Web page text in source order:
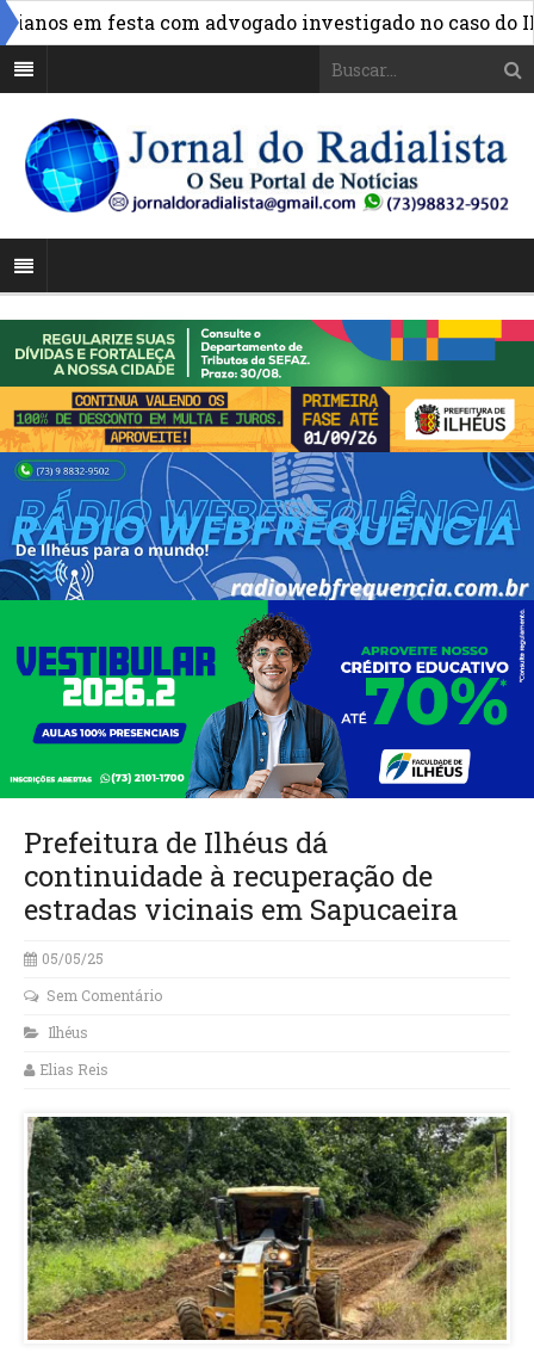
em festa com advogado investigado no caso do INSS
Prefeitura de Ilhéus dá
continuidade à recuperação de
estradas vicinais em Sapucaeira
05/05/25
Sem Comentário
Ilhéus
Elias Reis